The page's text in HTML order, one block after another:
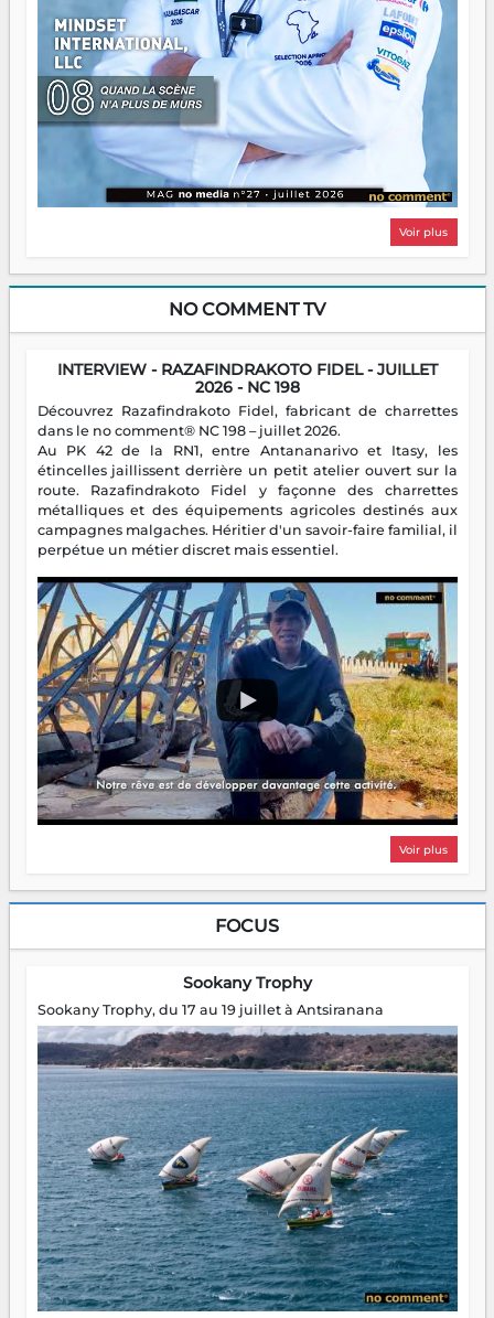
Voir plus
NO COMMENT TV
INTERVIEW - RAZAFINDRAKOTO FIDEL - JUILLET
2026 - NC 198
Découvrez Razafindrakoto Fidel, fabricant de charrettes
dans le no comment® NC 198 – juillet 2026.
Au PK 42 de la RN1, entre Antananarivo et Itasy, les
étincelles jaillissent derrière un petit atelier ouvert sur la
route. Razafindrakoto Fidel y façonne des charrettes
métalliques et des équipements agricoles destinés aux
campagnes malgaches. Héritier d'un savoir-faire familial, il
perpétue un métier discret mais essentiel.
Voir plus
FOCUS
Sookany Trophy
Sookany Trophy, du 17 au 19 juillet à Antsiranana